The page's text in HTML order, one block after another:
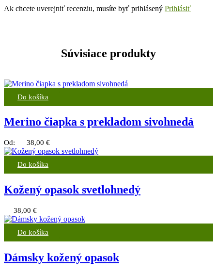
Ak chcete uverejniť recenziu, musíte byť prihlásený Prihlásiť
Súvisiace produkty
Do košíka
Merino čiapka s prekladom sivohnedá
Od: 38,00 €
Do košíka
Kožený opasok svetlohnedý
38,00 €
Do košíka
Dámsky kožený opasok